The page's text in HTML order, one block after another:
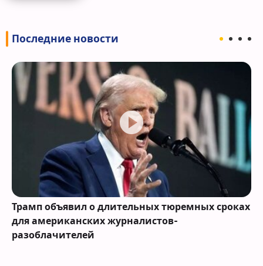
Последние новости
Трамп объявил о длительных тюремных сроках
для американских журналистов-
разоблачителей